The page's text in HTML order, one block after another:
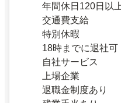
年間休日120日以
交通費支給
特別休暇
18時までに退社可
自社サービス
上場企業
退職金制度あり